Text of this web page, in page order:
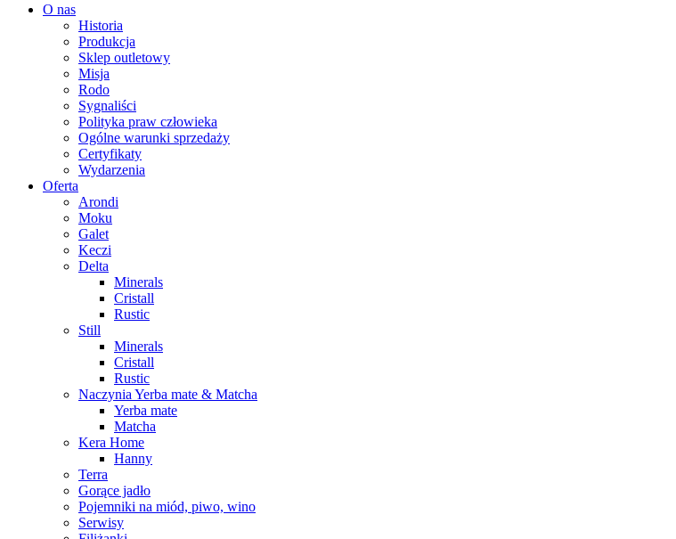
O nas
Historia
Produkcja
Sklep outletowy
Misja
Rodo
Sygnaliści
Polityka praw człowieka
Ogólne warunki sprzedaży
Certyfikaty
Wydarzenia
Oferta
Arondi
Moku
Galet
Keczi
Delta
Minerals
Cristall
Rustic
Still
Minerals
Cristall
Rustic
Naczynia Yerba mate & Matcha
Yerba mate
Matcha
Kera Home
Hanny
Terra
Gorące jadło
Pojemniki na miód, piwo, wino
Serwisy